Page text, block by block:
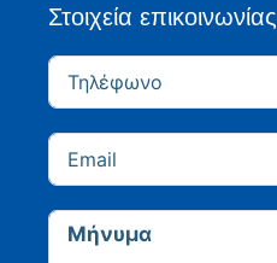
Στοιχεία επικοινωνίας